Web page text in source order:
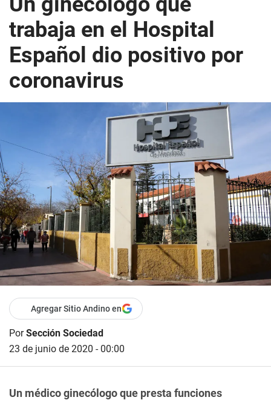
trabaja en el Hospital
Español dio positivo por
coronavirus
Agregar Sitio Andino en
PorSección Sociedad
23 de junio de 2020 - 00:00
Un médico ginecólogo que presta funciones